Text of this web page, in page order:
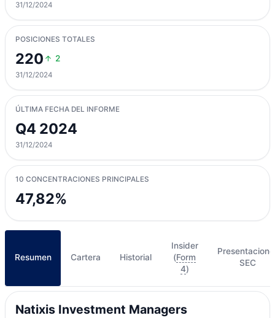
31/12/2024
POSICIONES TOTALES
220 2
31/12/2024
ÚLTIMA FECHA DEL INFORME
Q4 2024
31/12/2024
10 CONCENTRACIONES PRINCIPALES
47,82%
Resumen Cartera Historial
Insider
(Form
4)
SEC
Natixis Investment Managers